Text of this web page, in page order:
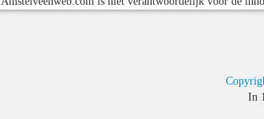
In